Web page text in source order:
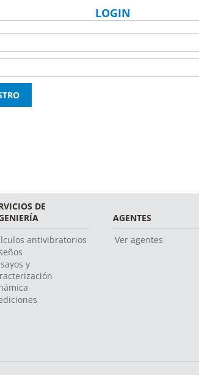
LOGIN
DE
antivibratorios
y
AGENTES
Ver agentes